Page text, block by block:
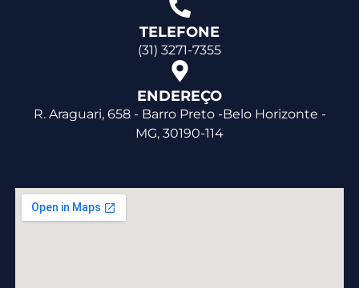
TELEFONE
(31) 3271-7355
ENDEREÇO
R. Araguari, 658 - Barro Preto -Belo Horizonte -
MG, 30190-114